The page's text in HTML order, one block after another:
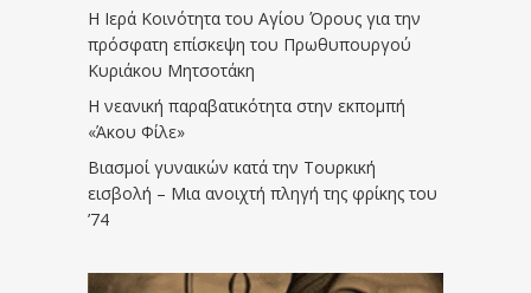
Η Ιερά Κοινότητα του Αγίου Όρους για την
πρόσφατη επίσκεψη του Πρωθυπουργού
Κυριάκου Μητσοτάκη
Η νεανική παραβατικότητα στην εκπομπή
«Άκου Φίλε»
Βιασμοί γυναικών κατά την Τουρκική
εισβολή – Μια ανοιχτή πληγή της φρίκης του
’74